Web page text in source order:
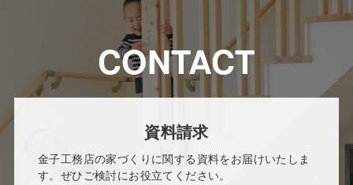
CONTACT
資料請求
金子工務店の家づくりに関する資料をお届けいたしま
す。ぜひご検討にお役立てください。